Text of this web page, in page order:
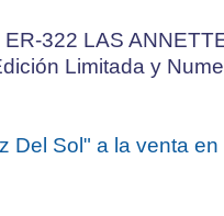
322 LAS
Limitada y
Del Sol" a la venta en